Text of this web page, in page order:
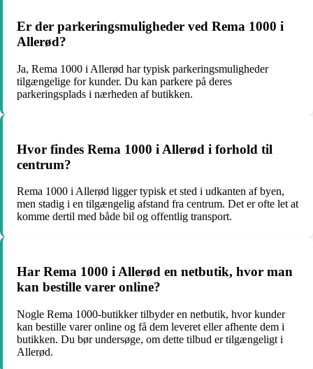
Er der parkeringsmuligheder ved Rema 1000 i
Allerød?
Ja, Rema 1000 i Allerød har typisk parkeringsmuligheder
tilgængelige for kunder. Du kan parkere på deres
parkeringsplads i nærheden af butikken.
Hvor findes Rema 1000 i Allerød i forhold til
centrum?
Rema 1000 i Allerød ligger typisk et sted i udkanten af byen,
men stadig i en tilgængelig afstand fra centrum. Det er ofte let at
komme dertil med både bil og offentlig transport.
Har Rema 1000 i Allerød en netbutik, hvor man
kan bestille varer online?
Nogle Rema 1000-butikker tilbyder en netbutik, hvor kunder
kan bestille varer online og få dem leveret eller afhente dem i
butikken. Du bør undersøge, om dette tilbud er tilgængeligt i
Allerød.